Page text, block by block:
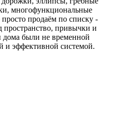
многофункциональные
продаём по списку -
привычки и
дома были не временной
и эффективной системой.